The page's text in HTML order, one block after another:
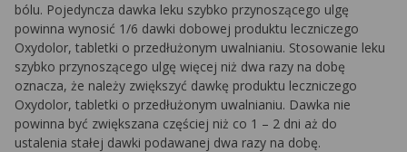
bólu. Pojedyncza dawka leku szybko przynoszącego ulgę
powinna wynosić 1/6 dawki dobowej produktu leczniczego
Oxydolor, tabletki o przedłużonym uwalnianiu. Stosowanie leku
szybko przynoszącego ulgę więcej niż dwa razy na dobę
oznacza, że należy zwiększyć dawkę produktu leczniczego
Oxydolor, tabletki o przedłużonym uwalnianiu. Dawka nie
powinna być zwiększana częściej niż co 1 – 2 dni aż do
ustalenia stałej dawki podawanej dwa razy na dobę.